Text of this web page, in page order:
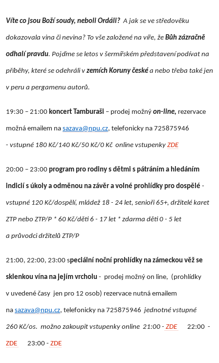
Víte co jsou Boží soudy, neboli Ordáli? A jak se ve středověku
dokazovala vina či nevina? To vše založené na víře, že Bůh zázračně
odhalí pravdu. Pojďme se letos v šermířském představení podívat na
příběhy, které se odehráli v zemích Koruny české a nebo třeba také jen
v peru a pergamenu autorů.
19:30 – 21:00 koncert Tamburaši – prodej možný on-line, rezervace
možná emailem na sazava@npu.cz, telefonicky na 725875946
- vstupné 180 Kč/140 Kč/50 Kč/0 Kč online vstupenky ZDE
20:00 – 23:00 program pro rodiny s dětmi s pátráním a hledáním
indicií s úkoly a odměnou na závěr a volné prohlídky pro dospělé -
vstupné 120 Kč/dospělí, mládež 18 - 24 let, senioři 65+, držitelé karet
ZTP nebo ZTP/P * 60 Kč/děti 6 - 17 let * zdarma děti 0 - 5 let
a průvodci držitelů ZTP/P
21:00, 22:00, 23:00 speciální noční prohlídky na zámeckou věž se
sklenkou vína na jejím vrcholu - prodej možný on line, (prohlídky
v uvedené časy jen pro 12 osob) rezervace nutná emailem
na sazava@npu.cz, telefonicky na 725875946 jednotné vstupné
260 Kč/os. možno zakoupit vstupenky online 21:00 - ZDE 22:00 -
ZDE 23:00 - ZDE